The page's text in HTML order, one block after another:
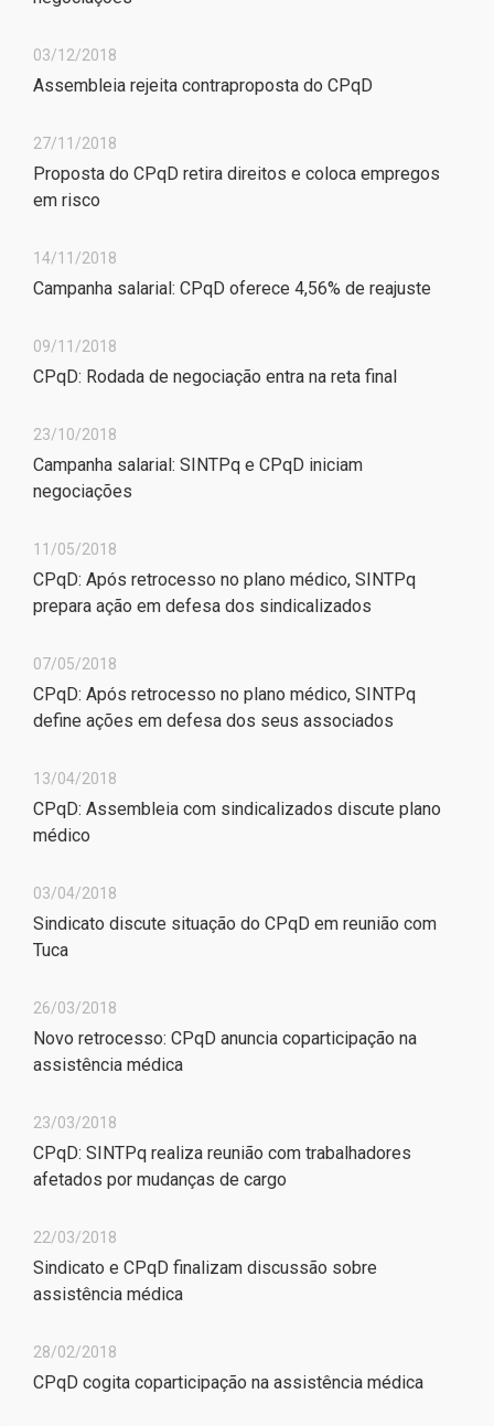
03/12/2018
Assembleia rejeita contraproposta do CPqD
27/11/2018
Proposta do CPqD retira direitos e coloca empregos
em risco
14/11/2018
Campanha salarial: CPqD oferece 4,56% de reajuste
09/11/2018
CPqD: Rodada de negociação entra na reta final
23/10/2018
Campanha salarial: SINTPq e CPqD iniciam
negociações
11/05/2018
CPqD: Após retrocesso no plano médico, SINTPq
prepara ação em defesa dos sindicalizados
07/05/2018
CPqD: Após retrocesso no plano médico, SINTPq
define ações em defesa dos seus associados
13/04/2018
CPqD: Assembleia com sindicalizados discute plano
médico
03/04/2018
Sindicato discute situação do CPqD em reunião com
Tuca
26/03/2018
Novo retrocesso: CPqD anuncia coparticipação na
assistência médica
23/03/2018
CPqD: SINTPq realiza reunião com trabalhadores
afetados por mudanças de cargo
22/03/2018
Sindicato e CPqD finalizam discussão sobre
assistência médica
28/02/2018
CPqD cogita coparticipação na assistência médica